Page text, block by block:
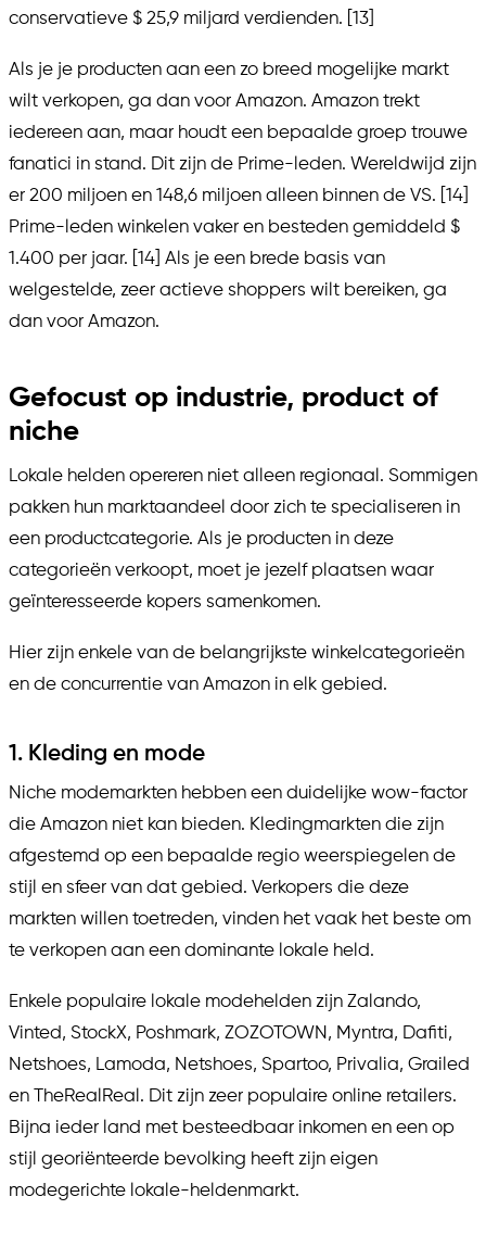
conservatieve $ 25,9 miljard verdienden. [13]
Als je je producten aan een zo breed mogelijke markt
wilt verkopen, ga dan voor Amazon. Amazon trekt
iedereen aan, maar houdt een bepaalde groep trouwe
fanatici in stand. Dit zijn de Prime-leden. Wereldwijd zijn
er 200 miljoen en 148,6 miljoen alleen binnen de VS. [14]
Prime-leden winkelen vaker en besteden gemiddeld $
1.400 per jaar. [14] Als je een brede basis van
welgestelde, zeer actieve shoppers wilt bereiken, ga
dan voor Amazon.
Gefocust op industrie, product of
niche
Lokale helden opereren niet alleen regionaal. Sommigen
pakken hun marktaandeel door zich te specialiseren in
een productcategorie. Als je producten in deze
categorieën verkoopt, moet je jezelf plaatsen waar
geïnteresseerde kopers samenkomen.
Hier zijn enkele van de belangrijkste winkelcategorieën
en de concurrentie van Amazon in elk gebied.
1. Kleding en mode
Niche modemarkten hebben een duidelijke wow-factor
die Amazon niet kan bieden. Kledingmarkten die zijn
afgestemd op een bepaalde regio weerspiegelen de
stijl en sfeer van dat gebied. Verkopers die deze
markten willen toetreden, vinden het vaak het beste om
te verkopen aan een dominante lokale held.
Enkele populaire lokale modehelden zijn Zalando,
Vinted, StockX, Poshmark, ZOZOTOWN, Myntra, Dafiti,
Netshoes, Lamoda, Netshoes, Spartoo, Privalia, Grailed
en TheRealReal. Dit zijn zeer populaire online retailers.
Bijna ieder land met besteedbaar inkomen en een op
stijl georiënteerde bevolking heeft zijn eigen
modegerichte lokale-heldenmarkt.